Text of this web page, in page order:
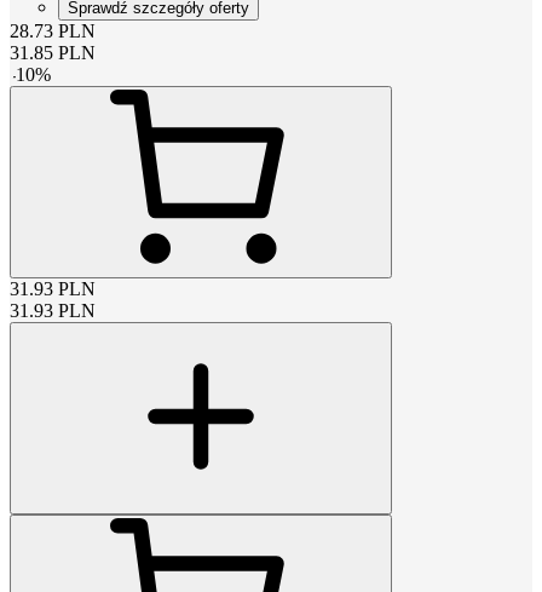
Sprawdź szczegóły oferty
28.73 PLN
31.85 PLN
-10%
31.93 PLN
31.93 PLN